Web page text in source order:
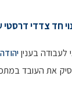
לעבודה בענין
את העובד